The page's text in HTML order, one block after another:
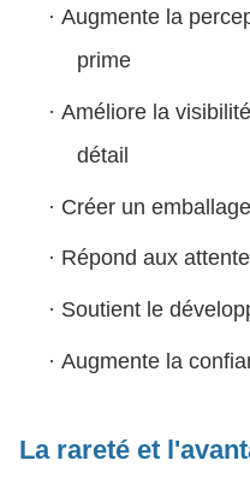
· Augmente la
prime
· Améliore la
détail
· Créer un
· Répond aux
· Soutient le
· Augmente la
La rareté et